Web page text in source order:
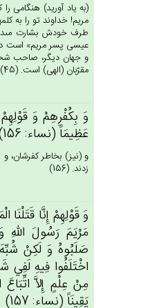
(به ياد آوريد) هنگامى
مريم! خداوند تو را به
طرف خودش بشارت
عيسى پسر مريم» است
و جهان ديگر، صاحب
مقرّبان (الهى) است. (45)
وَ بِكُفْرِهِم‌ْ وَ
عَظِيمَاً (نساء: 156)
و (نيز) بخاطر كفرشان،
زدند. (156)
وَ قَوْلِهِم‌ْ إِنَّا
مَرْيَم‌َ رَسُول‌َ الله‌ِ
صَلَبُوه‌ُ وَ لَكِنْ‌
اخْتَلَفُوا فِيه‌ِ
مِن‌ْ عِلْم‌ٍ إِلاَّ
يَقِينَاً (نساء: 157)